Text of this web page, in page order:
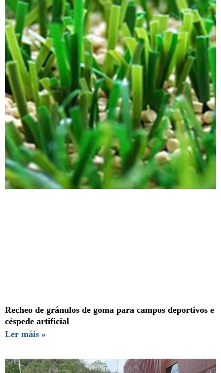
Recheo de gránulos de goma para campos deportivos e
céspede artificial
Ler máis »